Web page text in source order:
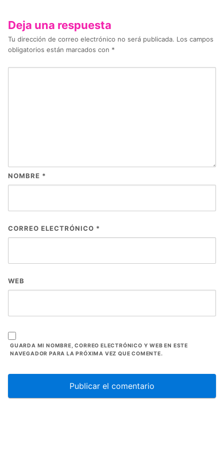
Deja una respuesta
Tu dirección de correo electrónico no será publicada. Los campos
obligatorios están marcados con *
NOMBRE *
CORREO ELECTRÓNICO *
WEB
GUARDA MI NOMBRE, CORREO ELECTRÓNICO Y WEB EN ESTE
NAVEGADOR PARA LA PRÓXIMA VEZ QUE COMENTE.